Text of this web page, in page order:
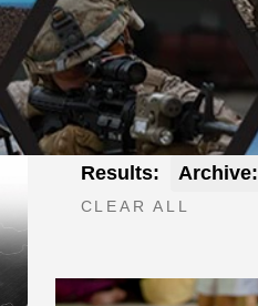
Results: Archive:
CLEAR ALL